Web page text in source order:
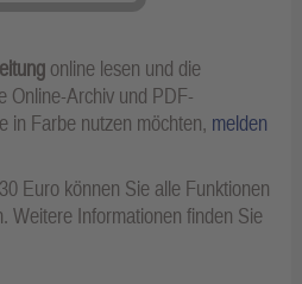
online lesen und die
Online-Archiv und PDF-
in Farbe nutzen möchten, melden
Euro können Sie alle Funktionen
Weitere Informationen finden Sie